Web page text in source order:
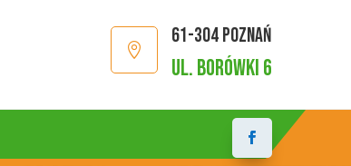

61-304 Poznań
ul. Borówki 6